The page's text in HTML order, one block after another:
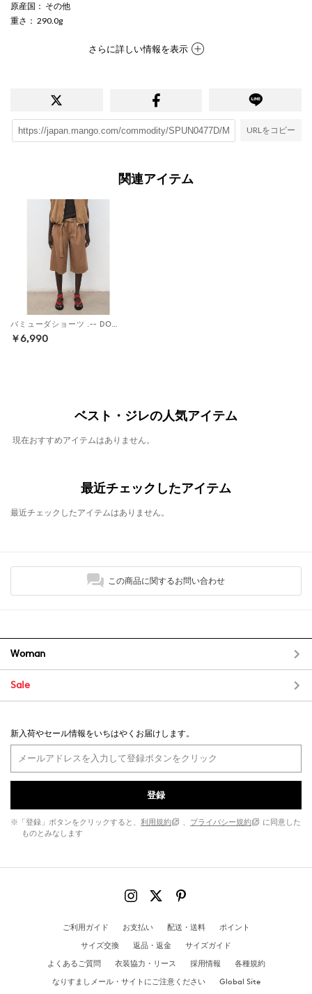
原産国 ： その他
重さ ： 290.0g
さらに詳しい情報を表示
URLをコピー
関連アイテム
バミューダショーツ .-- DORIS （ブラウン）
￥6,990
ベスト・ジレの人気アイテム
現在おすすめアイテムはありません。
最近チェックしたアイテム
最近チェックしたアイテムはありません。
この商品に関するお問い合わせ
Woman
Sale
新入荷やセール情報をいちはやくお届けします。
登録
※「登録」ボタンをクリックすると、 利用規約 、 プライバシー規約
に同意した
ものとみなします
ご利用ガイド お支払い 配送・送料
ポイント
サイズ交換
返品・返金
サイズガイド
よくあるご質問
衣装協力・リース 採用情報
各種規約
なりすましメール・サイトにご注意ください
Global Site